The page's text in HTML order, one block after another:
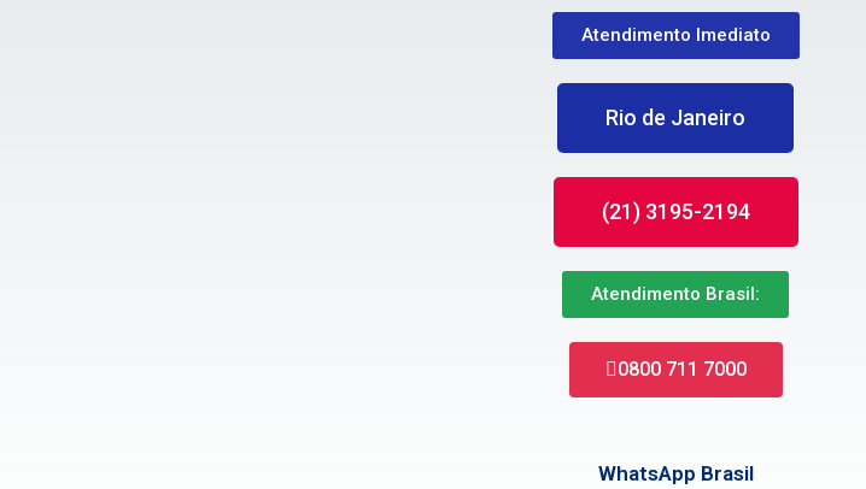
Atendimento Imediato
Rio de Janeiro
(21) 3195-2194
Atendimento Brasil:
0800 711 7000
WhatsApp Brasil